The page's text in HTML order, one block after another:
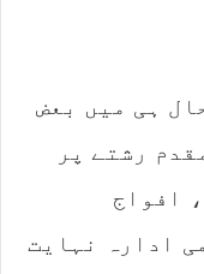
ہی میں بعض
رشتے پر
افواج
ادارہ نہایت